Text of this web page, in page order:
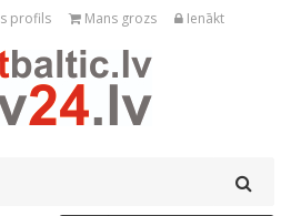
profils Mans grozs Ienākt